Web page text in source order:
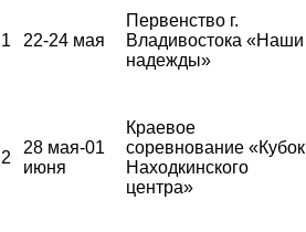
1 22-24 мая
Первенство г.
Владивостока «Наши
надежды»
2
28 мая-01
июня
Краевое
соревнование «Кубок
Находкинского
центра»